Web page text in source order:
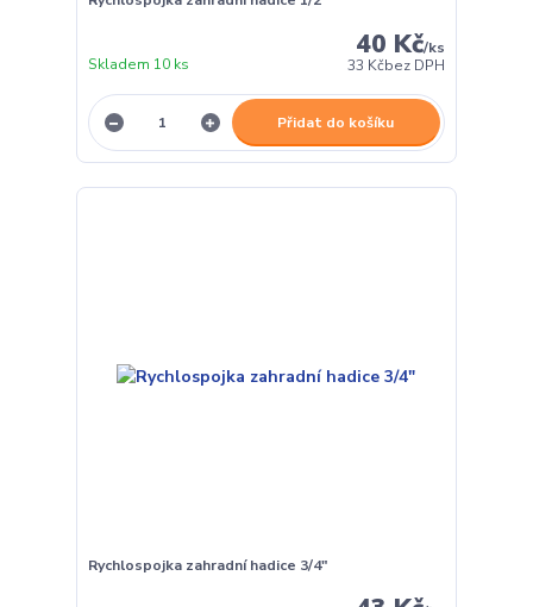
40 Kč/ks
33 Kčbez DPH
Skladem 10 ks
Přidat do košíku
Rychlospojka zahradní hadice 3/4"